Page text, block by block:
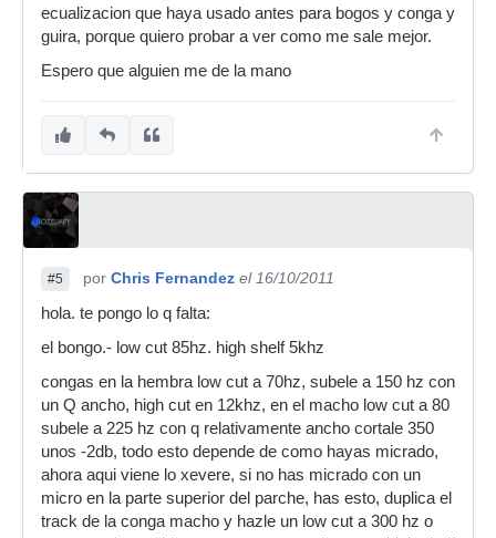
ecualizacion que haya usado antes para bogos y conga y
guira, porque quiero probar a ver como me sale mejor.
Espero que alguien me de la mano
#5 por Chris Fernandez el 16/10/2011
hola. te pongo lo q falta:
el bongo.- low cut 85hz. high shelf 5khz
congas en la hembra low cut a 70hz, subele a 150 hz con
un Q ancho, high cut en 12khz, en el macho low cut a 80
subele a 225 hz con q relativamente ancho cortale 350
unos -2db, todo esto depende de como hayas micrado,
ahora aqui viene lo xevere, si no has micrado con un
micro en la parte superior del parche, has esto, duplica el
track de la conga macho y hazle un low cut a 300 hz o